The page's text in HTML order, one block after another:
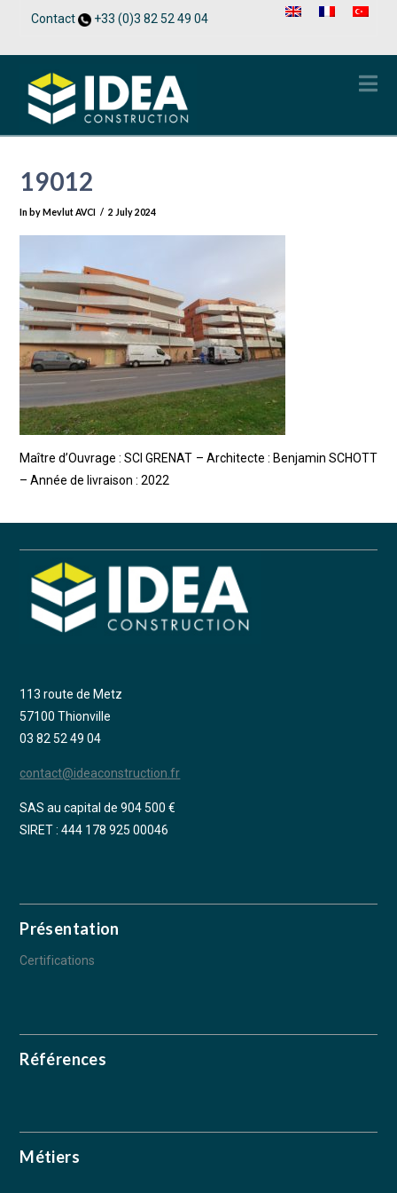
Contact +33 (0)3 82 52 49 04
19012
In by Mevlut AVCI 2 July 2024
Maître d’Ouvrage : SCI GRENAT – Architecte : Benjamin SCHOTT
– Année de livraison : 2022
113 route de Metz
57100 Thionville
03 82 52 49 04
contact@ideaconstruction.fr
SAS au capital de 904 500 €
SIRET : 444 178 925 00046
Présentation
Certifications
Références
Métiers